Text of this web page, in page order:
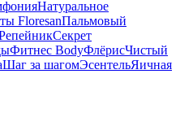
Натуральное
FloresanПальмовый
Секрет
Фитнес BodyФлёрисЧистый
Шаг за шагомЭсентельЯичная